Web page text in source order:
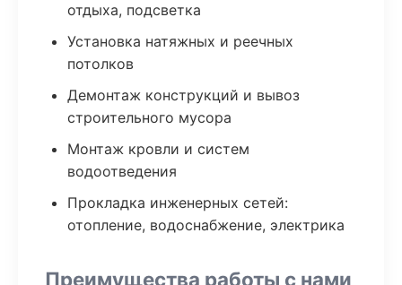
отдыха, подсветка
Установка натяжных и реечных
потолков
Демонтаж конструкций и вывоз
строительного мусора
Монтаж кровли и систем
водоотведения
Прокладка инженерных сетей:
отопление, водоснабжение, электрика
Преимущества работы с нами